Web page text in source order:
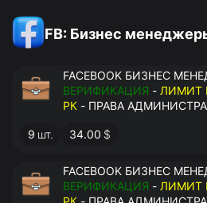
FB: Бизнес
FACEBOOK БИЗНЕС
ВЕРИФИКАЦИЯ - ЛИМИТ
РК - ПРАВА
9 шт. 34.00 $
FACEBOOK БИЗНЕС
ВЕРИФИКАЦИЯ - ЛИМИТ